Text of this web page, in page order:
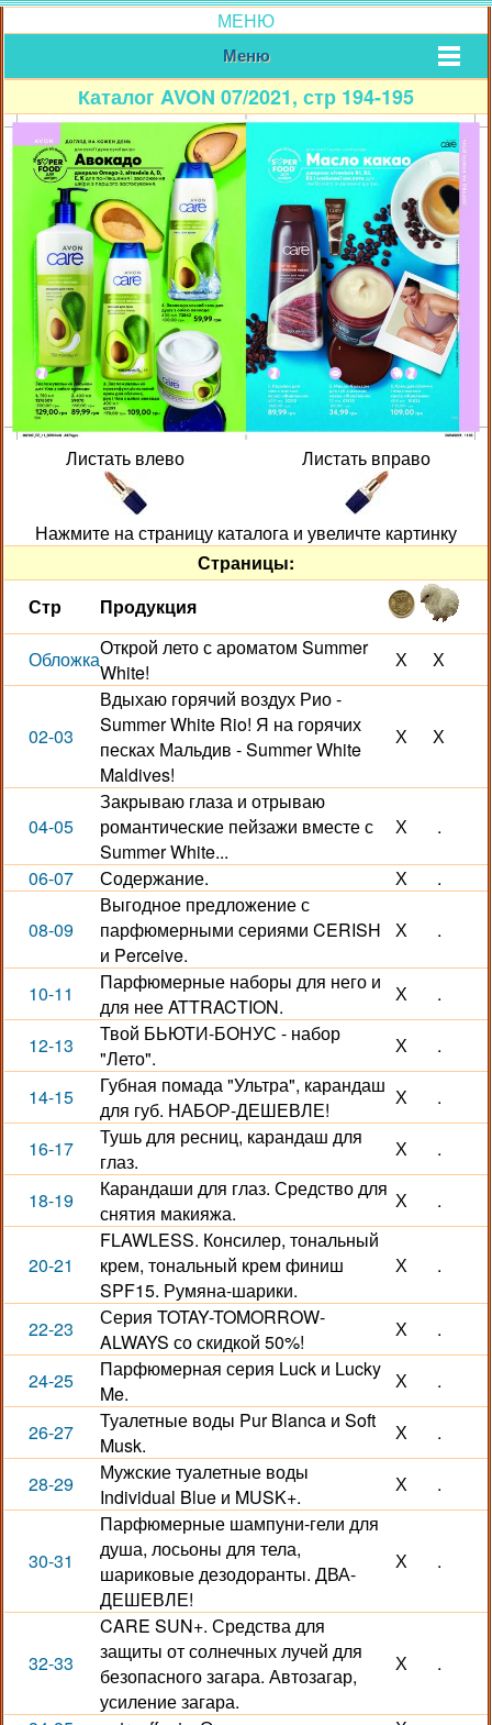
МЕНЮ
Меню
Каталог AVON 07/2021, стр 194-195
Листать влево Листать вправо
Нажмите на страницу каталога и увеличте картинку
Страницы:
Стр
Продукция
ОбложкаОткрой лето с ароматом Summer
White!
Х Х
02-03
Вдыхаю горячий воздух Рио -
Summer White Rio! Я на горячих
песках Мальдив - Summer White
Maldives!
Х Х
04-05
Закрываю глаза и отрываю
романтические пейзажи вместе с
Summer White...
Х .
06-07 Содержание. Х .
08-09
Выгодное предложение с
парфюмерными сериями CERISH
и Perceive.
Х .
10-11
Парфюмерные наборы для него и
для нее ATTRACTION.
Х .
12-13
Твой БЬЮТИ-БОНУС - набор
"Лето".
Х .
14-15
Губная помада "Ультра", карандаш
для губ. НАБОР-ДЕШЕВЛЕ!
Х .
16-17
Тушь для ресниц, карандаш для
глаз.
Х .
18-19
Карандаши для глаз. Средство для
снятия макияжа.
Х .
20-21
FLAWLESS. Консилер, тональный
крем, тональный крем финиш
SPF15. Румяна-шарики.
Х .
22-23
Серия TOTAY-TOMORROW-
ALWAYS со скидкой 50%!
Х .
24-25
Парфюмерная серия Luck и Lucky
Me.
Х .
26-27
Туалетные воды Pur Blanca и Soft
Musk.
Х .
28-29
Мужские туалетные воды
Individual Blue и MUSK+.
Х .
30-31
Парфюмерные шампуни-гели для
душа, лосьоны для тела,
шариковые дезодоранты. ДВА-
ДЕШЕВЛЕ!
Х .
32-33
CARE SUN+. Средства для
защиты от солнечных лучей для
безопасного загара. Автозагар,
усиление загара.
Х .